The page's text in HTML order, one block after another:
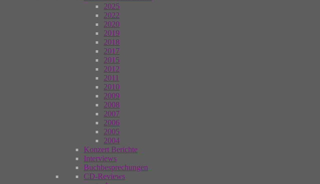
2025
2022
2020
2019
2018
2017
2015
2012
2011
2010
2009
2008
2007
2006
2005
2004
Konzert Berichte
Interviews
Buchbesprechungen
CD-Reviews